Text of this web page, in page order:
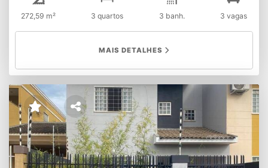
os valores dos imóveis estão sujeitos à alterações sem
aviso prévio.
272,59 m² 3 quartos 3 banh. 3 vagas
MAIS DETALHES